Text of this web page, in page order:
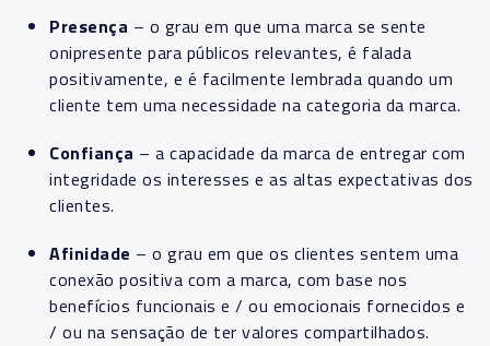
Presença – o grau em que uma marca se sente
onipresente para públicos relevantes, é falada
positivamente, e é facilmente lembrada quando um
cliente tem uma necessidade na categoria da marca.
Confiança – a capacidade da marca de entregar com
integridade os interesses e as altas expectativas dos
clientes.
Afinidade – o grau em que os clientes sentem uma
conexão positiva com a marca, com base nos
benefícios funcionais e / ou emocionais fornecidos e
/ ou na sensação de ter valores compartilhados.